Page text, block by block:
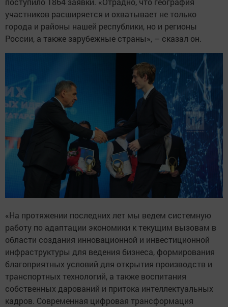
участников расширяется и охватывает не только
города и районы нашей республики, но и регионы
России, а также зарубежные страны», – сказал он.
«На протяжении последних лет мы ведем системную
работу по адаптации экономики к текущим вызовам в
области создания инновационной и инвестиционной
инфраструктуры для ведения бизнеса, формирования
благоприятных условий для открытия производств и
транспортных технологий, а также воспитания
собственных дарований и притока интеллектуальных
кадров. Современная цифровая трансформация